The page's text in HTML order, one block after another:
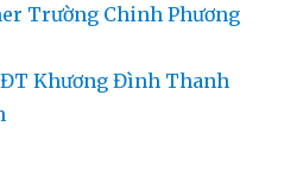
Trường Chinh Phương
Khương Đình Thanh